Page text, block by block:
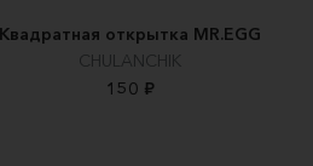
Квадратная открытка MR.EGG
CHULANCHIK
150 ₽